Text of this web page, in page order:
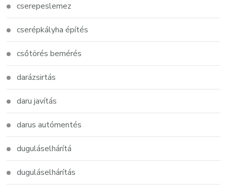
cserepeslemez
cserépkályha építés
csőtörés bemérés
darázsirtás
daru javítás
darus autómentés
duguláselhárítá
duguláselhárítás